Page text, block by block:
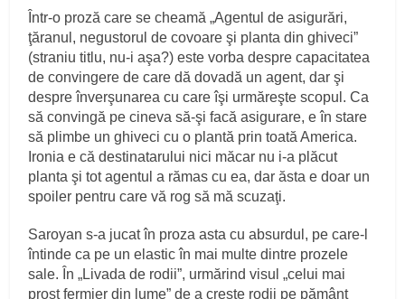
Într-o proză care se cheamă „Agentul de asigurări,
ţăranul, negustorul de covoare şi planta din ghiveci”
(straniu titlu, nu-i aşa?) este vorba despre capacitatea
de convingere de care dă dovadă un agent, dar şi
despre înverşunarea cu care îşi urmăreşte scopul. Ca
să convingă pe cineva să-şi facă asigurare, e în stare
să plimbe un ghiveci cu o plantă prin toată America.
Ironia e că destinatarului nici măcar nu i-a plăcut
planta şi tot agentul a rămas cu ea, dar ăsta e doar un
spoiler pentru care vă rog să mă scuzaţi.
Saroyan s-a jucat în proza asta cu absurdul, pe care-l
întinde ca pe un elastic în mai multe dintre prozele
sale. În „Livada de rodii”, urmărind visul „celui mai
prost fermier din lume” de a creşte rodii pe pământ